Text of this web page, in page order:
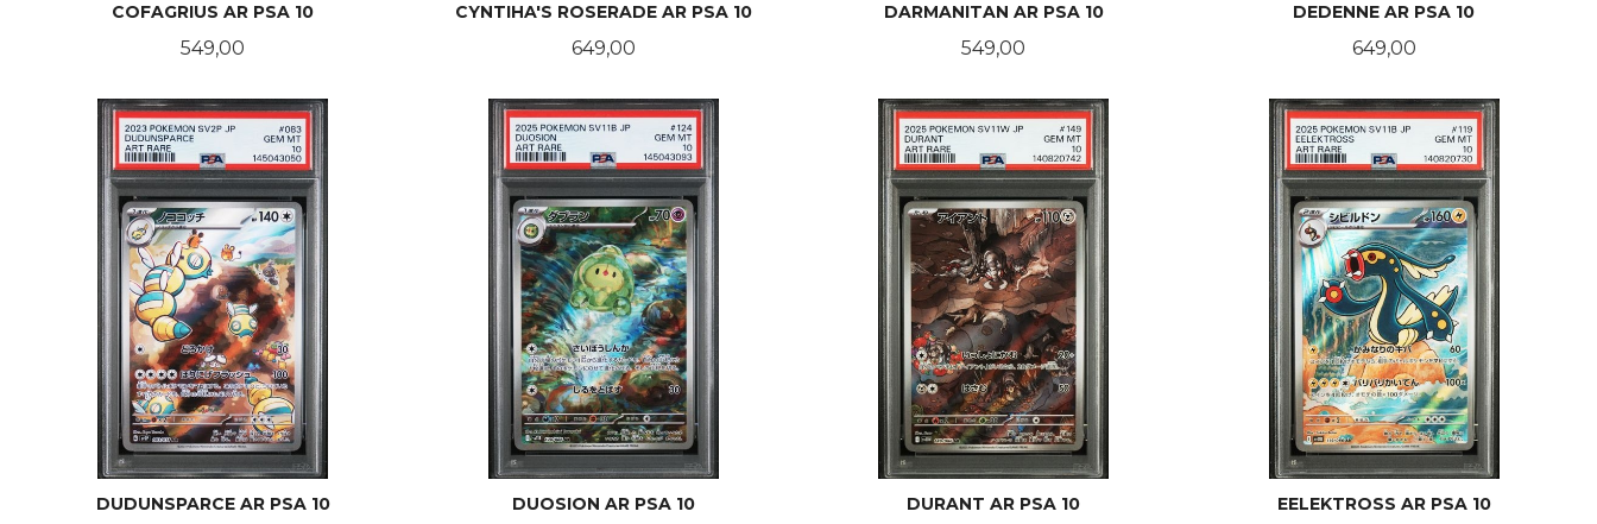
COFAGRIUS AR PSA 10
Pris
549,00
KJØP
CYNTIHA'S ROSERADE AR PSA 10
Pris
649,00
KJØP
DARMANITAN AR PSA 10
Pris
549,00
KJØP
DEDENNE AR PSA 10
Pris
649,00
KJØP
DUDUNSPARCE AR PSA 10 DUOSION AR PSA 10 DURANT AR PSA 10 EELEKTROSS AR PSA 10